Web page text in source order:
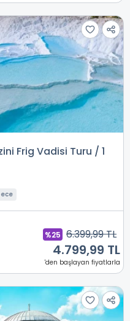
Frig Vadisi Turu / 1
%25 6.399,99 TL
4.799,99 TL
'den başlayan fiyatlarla